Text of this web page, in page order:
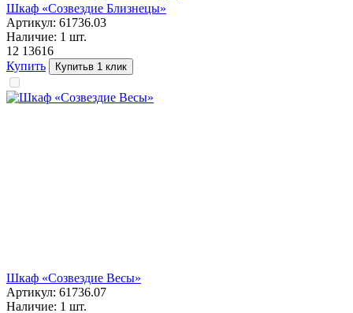
Шкаф «Созвездие Близнецы»
Артикул: 61736.03
Наличие: 1 шт.
12 13616
Купить
Купитьв 1 клик
Шкаф «Созвездие Весы»
Артикул: 61736.07
Наличие: 1 шт.